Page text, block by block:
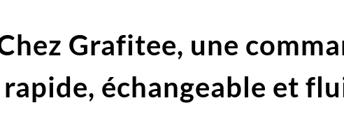
Grafitee, une
rapide, échangeable et